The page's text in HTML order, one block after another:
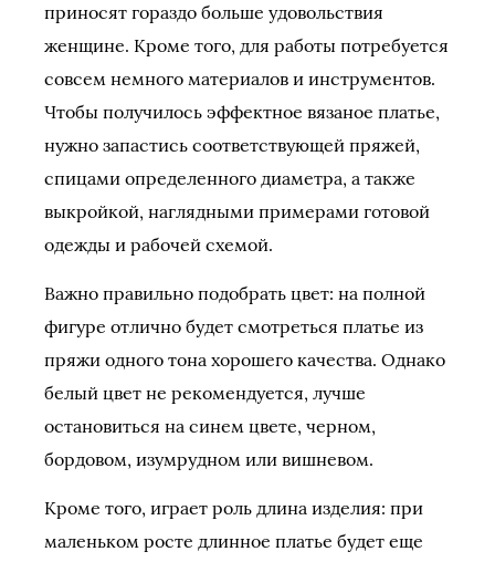
приносят гораздо больше удовольствия
женщине. Кроме того, для работы потребуется
совсем немного материалов и инструментов.
Чтобы получилось эффектное вязаное платье,
нужно запастись соответствующей пряжей,
спицами определенного диаметра, а также
выкройкой, наглядными примерами готовой
одежды и рабочей схемой.
Важно правильно подобрать цвет: на полной
фигуре отлично будет смотреться платье из
пряжи одного тона хорошего качества. Однако
белый цвет не рекомендуется, лучше
остановиться на синем цвете, черном,
бордовом, изумрудном или вишневом.
Кроме того, играет роль длина изделия: при
маленьком росте длинное платье будет еще